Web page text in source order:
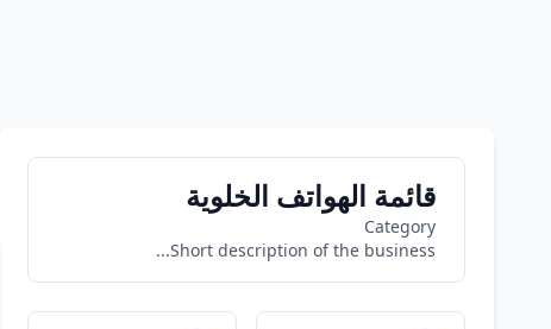
قائمة الهواتف الخلوية
Category
Short description of the business...